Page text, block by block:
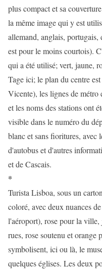
plus compact et sa
la même image qui y est
allemand, anglais, portugais,
est pour le moins courtois).
qui a été utilisé; vert, jaune,
Tage ici; le plan du centre
Vicente), les lignes de
et les noms des stations ont
visible dans le numéro du
blanc et sans fioritures, avec
d'autobus et d'autres
et de Cascais.
*
Turista Lisboa, sous un
coloré, avec deux nuances
l'aéroport), rose pour la ville,
rues, rose soutenu et orange
symbolisent, ici ou là, le
quelques églises. Les deux